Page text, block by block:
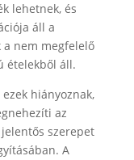
lehetnek, és
áll a
a nem megfelelő
ételekből áll.
hiányoznak,
az
szerepet
A